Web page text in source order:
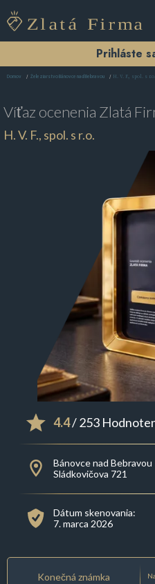
Prihláste
Domov Železiarstvo Bánovce nad Bebravou H. V. F., spol. s r.o.
Víťaz ocenenia Zlatá
H. V. F., spol. s r.o.
4.4/ 253
Bánovce nad Bebravou
Sládkovičova 721
Dátum skenovania:
7. marca 2026
Konečná známka